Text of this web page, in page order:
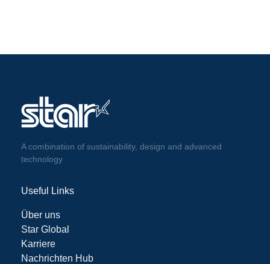
A combination of sustainability, design and advanced
technology
Useful Links
Über uns
Star Global
Karriere
Nachrichten Hub